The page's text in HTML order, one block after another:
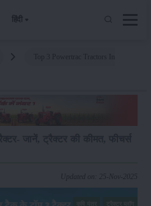
हिंदी
Updated on: 25-Nov-2025